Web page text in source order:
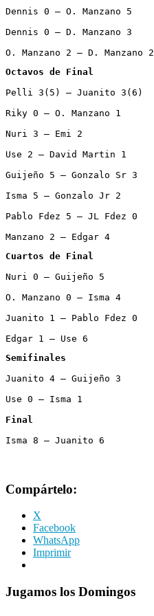
Dennis 0 – O. Manzano 5
Dennis 0 – D. Manzano 3
O. Manzano 2 – D. Manzano 2
Octavos de Final
Pelli 3(5) – Juanito 3(6)
Riky 0 – O. Manzano 1
Nuri 3 – Emi 2
Use 2 – David Martin 1
Guijeño 5 – Gonzalo Sr 3
Isma 5 – Gonzalo Jr 2
Pablo Fdez 5 – JL Fdez 0
Manzano 2 – Edgar 4
Cuartos de Final
Nuri 0 – Guijeño 5
O. Manzano 0 – Isma 4
Juanito 1 – Pablo Fdez 0
Edgar 1 – Use 6
Semifinales
Juanito 4 – Guijeño 3
Use 0 – Isma 1
Final
Isma 8 – Juanito 6
Compártelo:
X
Facebook
WhatsApp
Imprimir
Jugamos los Domingos